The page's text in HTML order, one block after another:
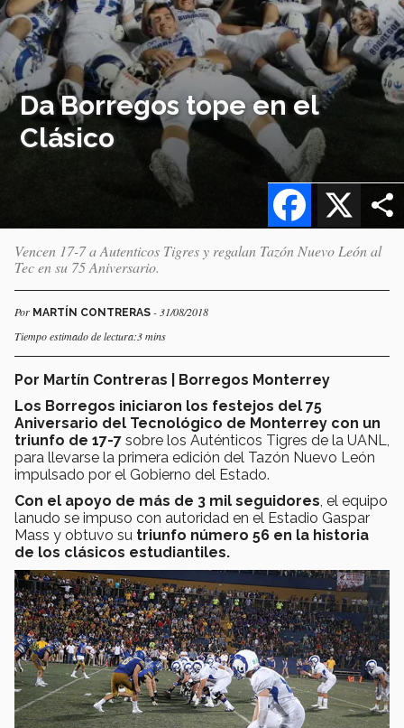
Da Borregos tope en el
Clásico
X
Facebook
Vencen 17-7 a Autenticos Tigres y regalan Tazón Nuevo León al
Tec en su 75 Aniversario.
Por MARTÍN CONTRERAS - 31/08/2018
Tiempo estimado de lectura:3 mins
Por Martín Contreras | Borregos Monterrey
Los Borregos iniciaron los festejos del 75
Aniversario del Tecnológico de Monterrey con un
triunfo de 17-7 sobre los Auténticos Tigres de la UANL,
para llevarse la primera edición del Tazón Nuevo León
impulsado por el Gobierno del Estado.
Con el apoyo de más de 3 mil seguidores , el equipo
lanudo se impuso con autoridad en el Estadio Gaspar
Mass y obtuvo su triunfo número 56 en la historia
de los clásicos estudiantiles.